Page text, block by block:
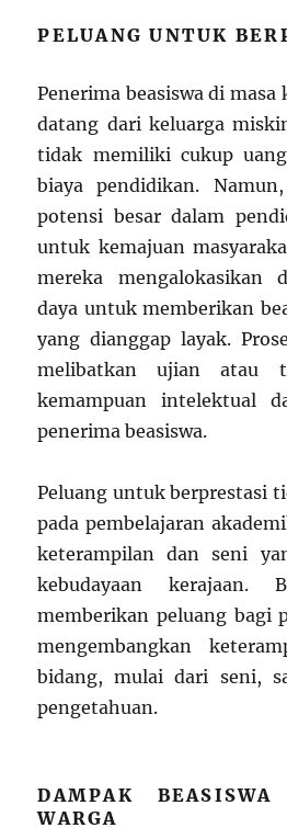
PELUANG UNTUK
Penerima beasiswa di
datang dari keluarga
tidak memiliki cukup
biaya pendidikan.
potensi besar dalam
untuk kemajuan
mereka mengalokasikan
daya untuk memberikan
yang dianggap layak.
melibatkan ujian atau
kemampuan intelektual
penerima beasiswa.
Peluang untuk berprestasi
pada pembelajaran
keterampilan dan seni
kebudayaan kerajaan.
memberikan peluang bagi
mengembangkan
bidang, mulai dari seni,
pengetahuan.
DAMPAK
WARGA